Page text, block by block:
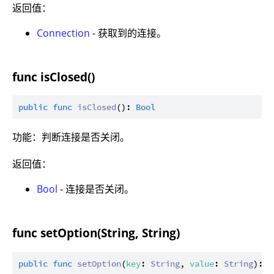
返回值：
Connection - 获取到的连接。
func isClosed()
public func isClosed(): Bool
功能：判断连接是否关闭。
返回值：
Bool - 连接是否关闭。
func setOption(String, String)
public func setOption(key: String, value: String):